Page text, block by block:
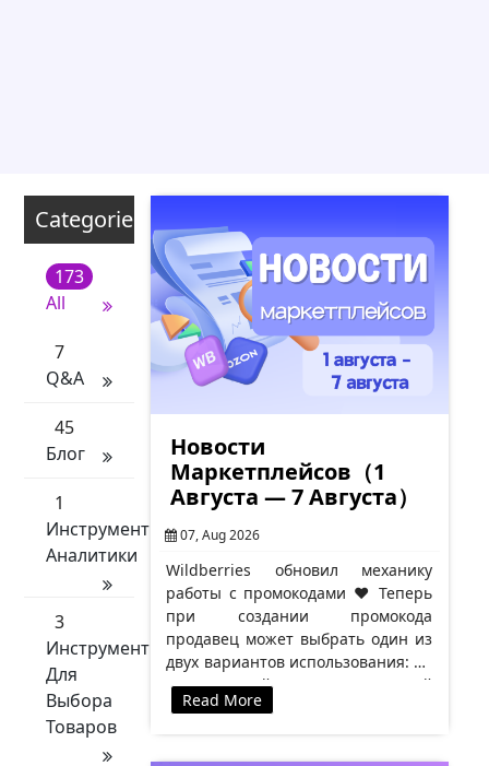
Categories
173
All
7
Q&A
45
Блог
1
Инструменты
Аналитики
3
Инструменты
Для
Выбора
Товаров
Новости
Маркетплейсов（1
Августа — 7 Августа）
07, Aug 2026
Wildberries обновил механику
работы с промокодами ❤️ Теперь
при создании промокода
продавец может выбрать один из
двух вариантов использования: 🟡
Одноразовый — каждый
покупатель активирует код только
Read More